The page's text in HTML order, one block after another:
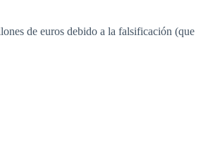
de euros debido a la falsificación (que